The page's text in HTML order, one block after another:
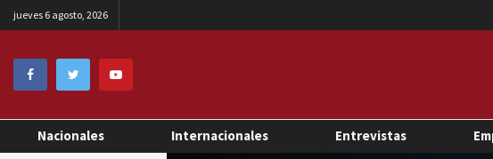
jueves 6 agosto, 2026
Nacionales Internacionales Entrevistas